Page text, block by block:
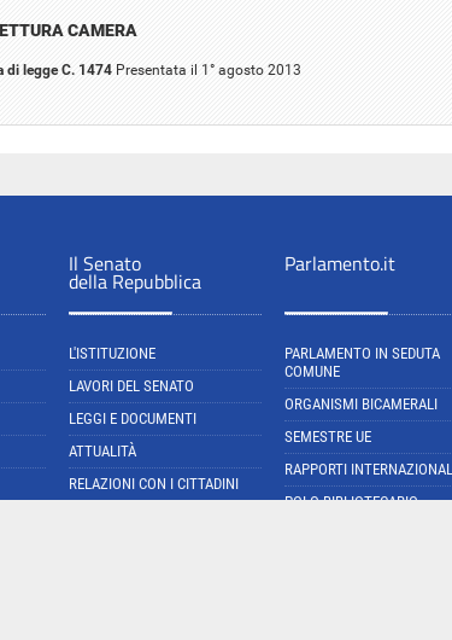
CAMERA
di legge C. 1474 Presentata il 1° agosto 2013
Il Senato
della Repubblica
L'ISTITUZIONE
LAVORI DEL SENATO
LEGGI E DOCUMENTI
ATTUALITÀ
RELAZIONI CON I CITTADINI
Parlamento.it
PARLAMENTO IN SEDUTA
COMUNE
ORGANISMI BICAMERALI
SEMESTRE UE
RAPPORTI
POLO BIBLIOTECARIO